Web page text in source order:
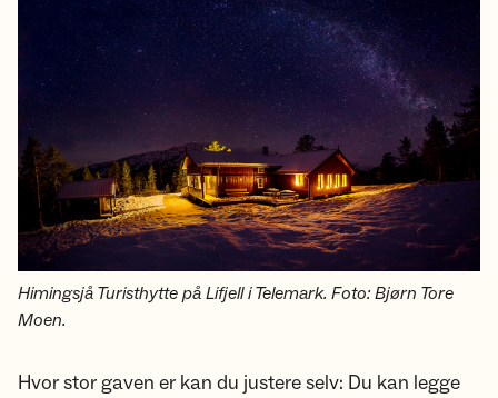
Himingsjå Turisthytte på Lifjell i Telemark. Foto: Bjørn Tore
Moen.
Hvor stor gaven er kan du justere selv: Du kan legge